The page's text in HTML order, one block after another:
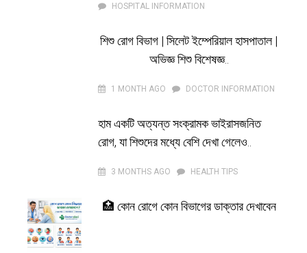
HOSPITAL INFORMATION
শিশু রোগ বিভাগ | সিলেট ইম্পেরিয়াল হাসপাতাল |
অভিজ্ঞ শিশু বিশেষজ্ঞ..
1 MONTH AGO DOCTOR INFORMATION
হাম একটি অত্যন্ত সংক্রামক ভাইরাসজনিত
রোগ, যা শিশুদের মধ্যে বেশি দেখা গেলেও..
3 MONTHS AGO HEALTH TIPS
🏥 কোন রোগে কোন বিভাগের ডাক্তার দেখাবেন